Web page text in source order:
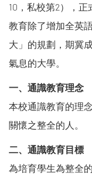
10，私校第2），
教育除了增加全英
大」的規劃，期冀
氣息的大學。
一、通識教育理念
本校通識教育的理
關懷之整全的人。
二、通識教育目標
為培育學生為整全